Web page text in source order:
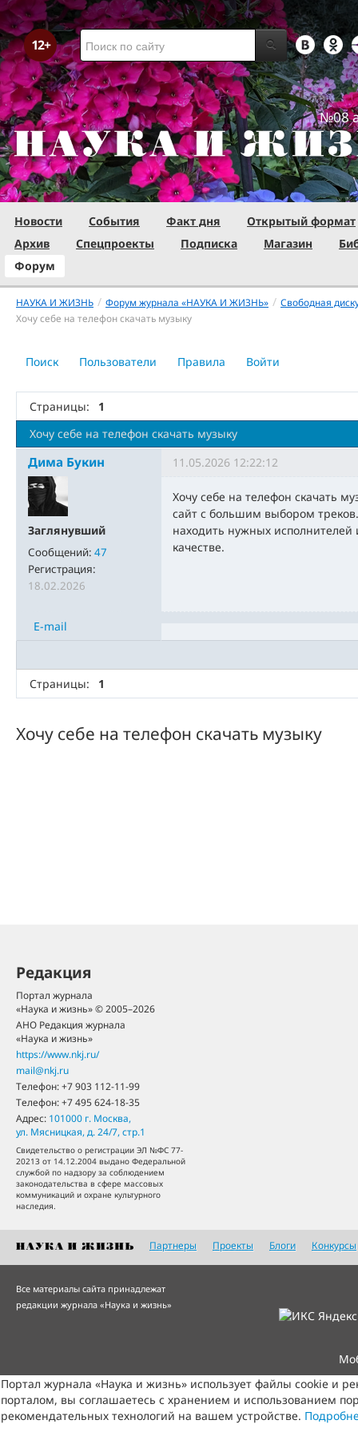
№08
Новости События Факт дня
Открытый формат
Архив
Спецпроекты Подписка Магазин
Форум
НАУКА И ЖИЗНЬ / Форум журнала «НАУКА И ЖИЗНЬ» / Свободная
Хочу себе на телефон скачать музыку
Поиск Пользователи Правила Войти
Страницы:
1
Хочу себе на телефон скачать музыку
Дима Букин
Заглянувший
Сообщений: 47
Регистрация:
18.02.2026
11.05.2026 12:22:12
Хочу себе на телефон скачать
сайт с большим выбором
находить нужных
качестве.
E-mail
Страницы: 1
Хочу себе на телефон скачать музыку
Редакция
Портал журнала
«Наука и жизнь» © 2005–2026
АНО Редакция журнала
«Наука и жизнь»
https://www.nkj.ru/
mail@nkj.ru
Телефон:+7 903 112-11-99
Телефон:+7 495 624-18-35
Адрес: 101000 г. Москва,
ул. Мясницкая, д. 24/7, стр.1
Свидетельство о регистрации ЭЛ №ФС 77-
20213 от 14.12.2004 выдано Федеральной
службой по надзору за соблюдением
законодательства в сфере массовых
коммуникаций и охране культурного
наследия.
Партнеры Проекты Блоги Конкурсы
Все материалы сайта принадлежат
редакции журнала «Наука и жизнь»
Портал журнала «Наука и жизнь» использует файлы cookie и
порталом, вы соглашаетесь с хранением и использованием
рекомендательных технологий на вашем устройстве.